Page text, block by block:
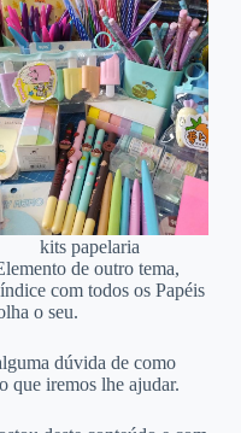
kits papelaria
de outro tema,
com todos os Papéis
o seu.
dúvida de como
que iremos lhe ajudar.